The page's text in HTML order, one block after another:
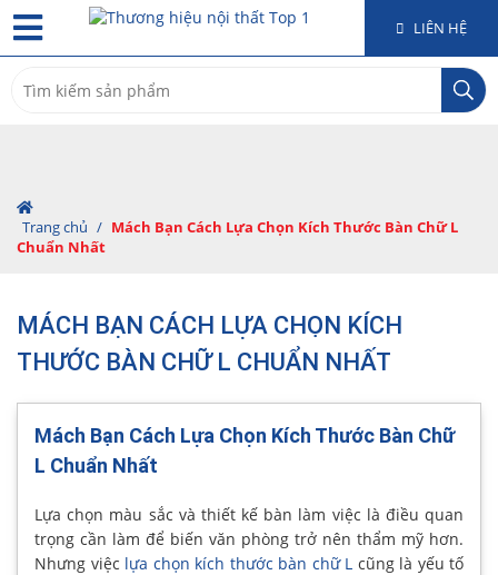
LIÊN HỆ
for:
Trang chủ / Mách Bạn Cách Lựa Chọn Kích Thước Bàn Chữ L
Chuẩn Nhất
MÁCH BẠN CÁCH LỰA CHỌN KÍCH
THƯỚC BÀN CHỮ L CHUẨN NHẤT
Mách Bạn Cách Lựa Chọn Kích Thước Bàn Chữ
L Chuẩn Nhất
Lựa chọn màu sắc và thiết kế bàn làm việc là điều quan
trọng cần làm để biến văn phòng trở nên thẩm mỹ hơn.
Nhưng việc lựa chọn kích thước bàn chữ L cũng là yếu tố